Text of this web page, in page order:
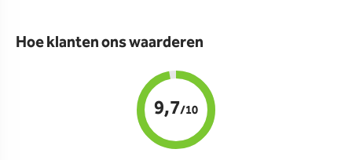
Hoe klanten ons waarderen
9,7/10